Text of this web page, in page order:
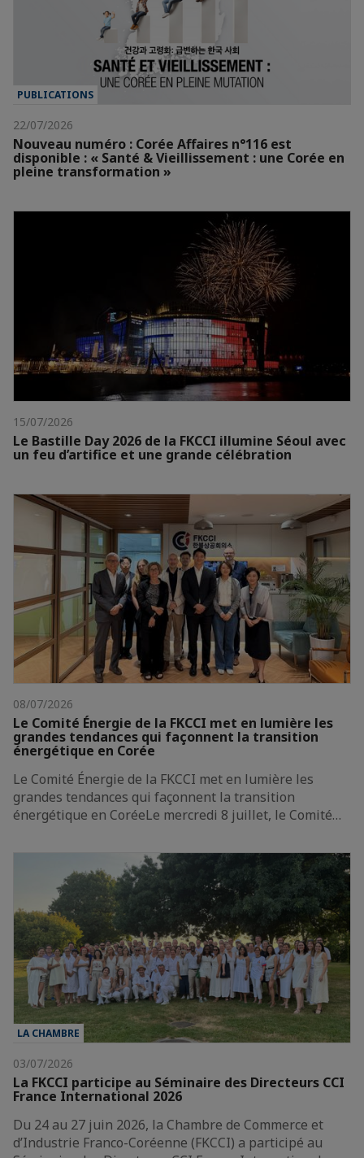
PUBLICATIONS
22/07/2026
Nouveau numéro : Corée Affaires n°116 est
disponible : « Santé & Vieillissement : une Corée en
pleine transformation »
15/07/2026
Le Bastille Day 2026 de la FKCCI illumine Séoul avec
un feu d’artifice et une grande célébration
08/07/2026
Le Comité Énergie de la FKCCI met en lumière les
grandes tendances qui façonnent la transition
énergétique en Corée
Le Comité Énergie de la FKCCI met en lumière les
grandes tendances qui façonnent la transition
énergétique en CoréeLe mercredi 8 juillet, le Comité…
LA CHAMBRE
03/07/2026
La FKCCI participe au Séminaire des Directeurs CCI
France International 2026
Du 24 au 27 juin 2026, la Chambre de Commerce et
d’Industrie Franco-Coréenne (FKCCI) a participé au